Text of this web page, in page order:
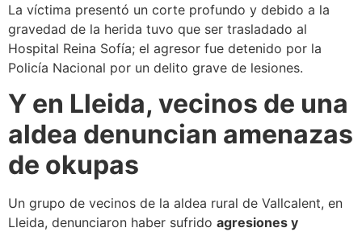
La víctima presentó un corte profundo y debido a la
gravedad de la herida tuvo que ser trasladado al
Hospital Reina Sofía; el agresor fue detenido por la
Policía Nacional por un delito grave de lesiones.
Y en Lleida, vecinos de una
aldea denuncian amenazas
de okupas
Un grupo de vecinos de la aldea rural de Vallcalent, en
Lleida, denunciaron haber sufrido agresiones y